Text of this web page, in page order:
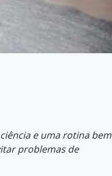
e uma rotina bem
problemas de